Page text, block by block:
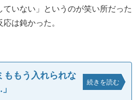
いない」というのが笑い所だった
は鈍かった。
ももう入れられな
続きを読む